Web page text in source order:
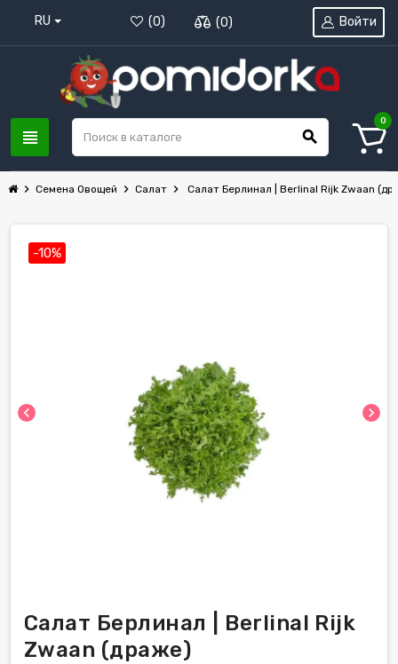
RU (0) (0)
view_headline search
Войти
0
chevron_right Семена Овощей chevron_right Салат chevron_right Салат Берлинал | Berlinal Rijk Zwaan
chevron_left chevron_right
-10%
Салат Берлинал | Berlinal Rijk
Zwaan (драже)